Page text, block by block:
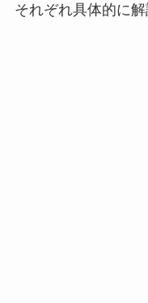
それぞれ具体的に解